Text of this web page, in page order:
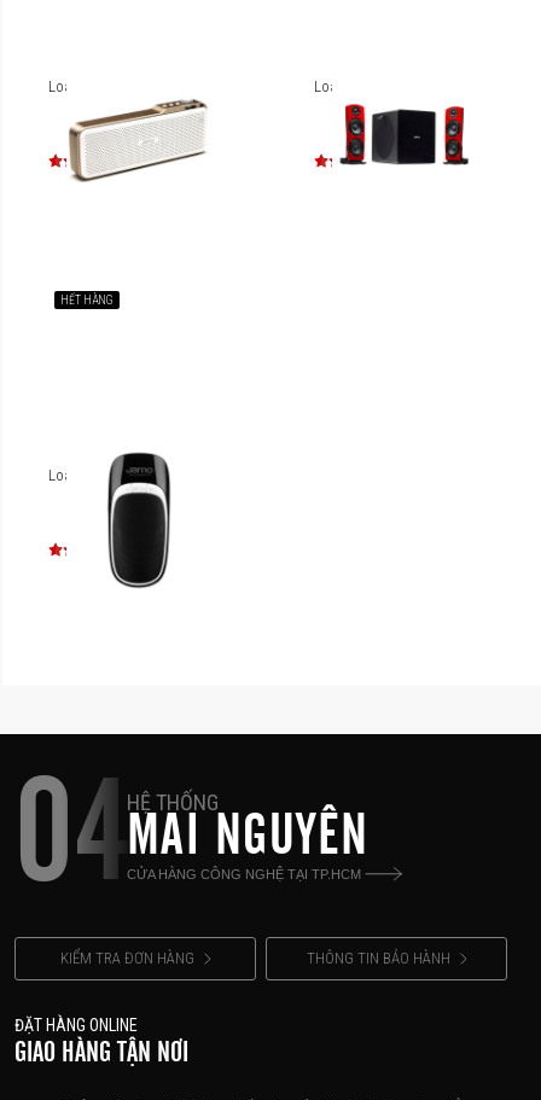
Loa di động Jamo DS3 Loa vi tính Jamo DS7
HẾT HÀNG
Loa di động Jamo DS1
04HỆ THỐNG
MAI NGUYÊN
CỬA HÀNG CÔNG NGHỆ TẠI TP.HCM
KIỂM TRA ĐƠN HÀNG THÔNG TIN BẢO HÀNH
ĐẶT HÀNG ONLINE
GIAO HÀNG TẬN NƠI